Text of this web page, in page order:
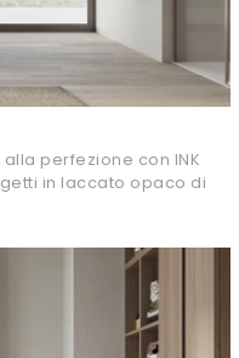
perfezione con INK
in laccato opaco di